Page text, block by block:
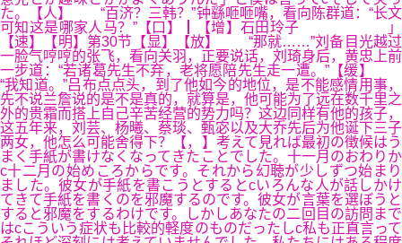
た。【人】 “百济？三韩？”钟繇咂咂嘴，看向陈群道：“长文
可知这是哪家人马？”【口】┃【增】石田玲子 」
【速】【明】第30节【显】【放】 “那就……”刘备目光越过
一脸气哼哼的张飞，看向关羽，正要说话，刘琦身后，黄忠上前
一步道：“若诸葛先生不弃，老将愿陪先生走一遭。”【缓】
“我知道。”吕布点点头，到了他如今的地位，是不能感情用事，
先不说兰詹说的是不是真的，就算是，他可能为了远在数千里之
外的贵霜而搭上自己辛苦经营的势力吗？这边同样有他的孩子，
这五年来，刘芸、杨曦、蔡琰、甄宓以及大乔先后为他诞下三子
两女，他怎么可能舍得下？【，】考えて見れば最初の徴候はう
まく手紙が書けなくなってきたことでした。十一月のおわりか
c十二月の始めころからです。それから幻聴が少しずつ始まり
ました。彼女が手紙を書こうとするとcいろんな人が話しかけ
てきて手紙を書くのを邪魔するのです。彼女が言葉を選ぼうと
すると邪魔をするわけです。しかしあなたの二回目の訪問まで
はcこういう症状も比較的軽度のものだったしc私も正直言って